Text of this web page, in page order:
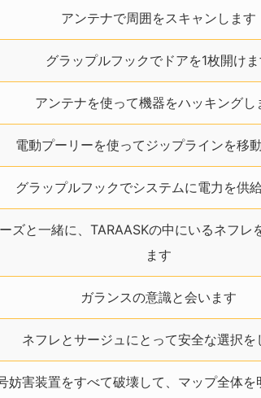
アンテナで周囲をスキャンします
グラップルフックでドアを1枚開け
アンテナを使って機器をハッキングし
電動プーリーを使ってジップラインを移
グラップルフックでシステムに電力を供
ズと一緒に、TARAASKの中にいるネフレ
ます
ガランスの意識と会います
ネフレとサージュにとって安全な選択を
妨害装置をすべて破壊して、マップ全体を